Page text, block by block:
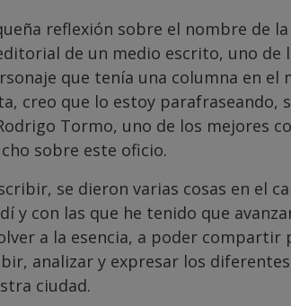
reflexión sobre el nombre de la
de un medio escrito, uno de
que tenía una columna en el
creo que lo estoy parafraseando,
Tormo, uno de los mejores
sobre este oficio.
se dieron varias cosas en el
y con las que he tenido que
a la esencia, a poder compartir
analizar y expresar los
ciudad.